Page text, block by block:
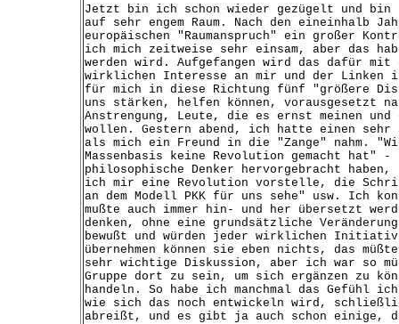
Jetzt bin ich schon wieder gezügelt und bin
auf sehr engem Raum. Nach den eineinhalb
europäischen "Raumanspruch" ein großer
ich mich zeitweise sehr einsam, aber das
werden wird. Aufgefangen wird das dafür
wirklichen Interesse an mir und der Linken
für mich in diese Richtung fünf "größere
uns stärken, helfen können, vorausgesetzt
Anstrengung, Leute, die es ernst meinen und
wollen. Gestern abend, ich hatte einen sehr
als mich ein Freund in die "Zange" nahm.
Massenbasis keine Revolution gemacht hat"
philosophische Denker hervorgebracht
ich mir eine Revolution vorstelle, die
an dem Modell PKK für uns sehe" usw. Ich
mußte auch immer hin- und her übersetzt
denken, ohne eine grundsätzliche
bewußt und würden jeder wirklichen
übernehmen können sie eben nichts, das
sehr wichtige Diskussion, aber ich war so
Gruppe dort zu sein, um sich ergänzen zu
handeln. So habe ich manchmal das Gefühl
wie sich das noch entwickeln wird,
abreißt, und es gibt ja auch schon einige,